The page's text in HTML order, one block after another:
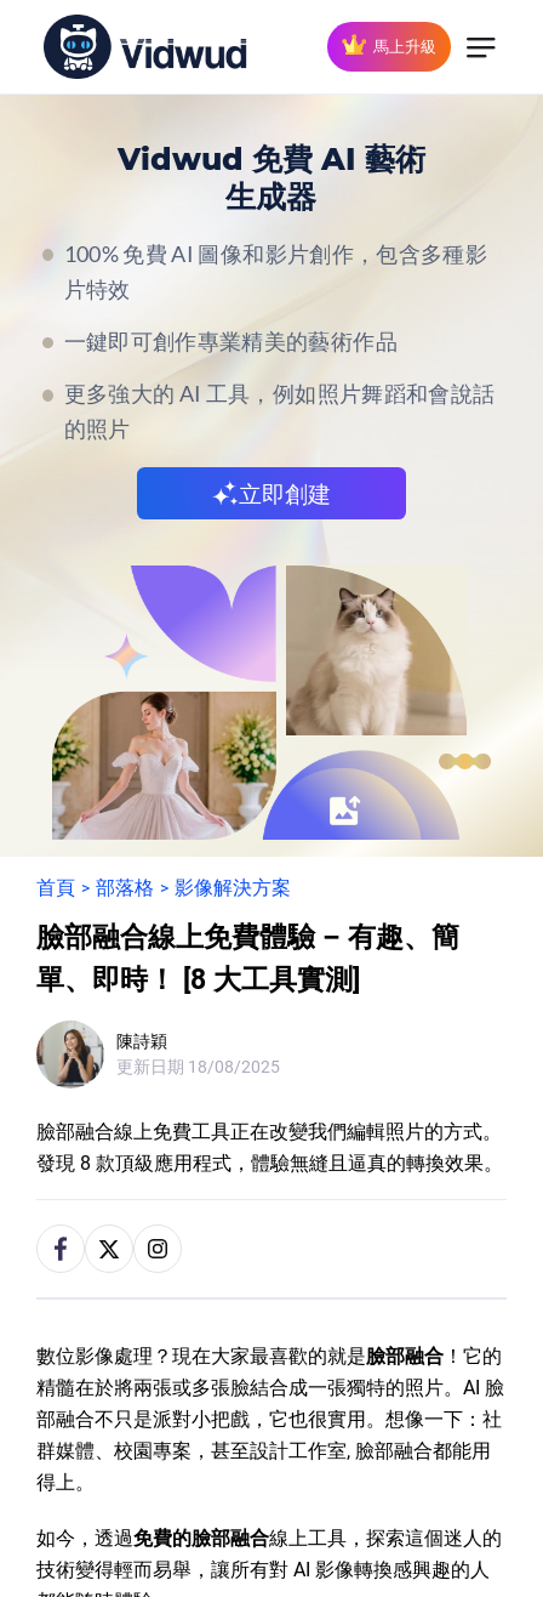
馬上升級
Vidwud 免費 AI 藝術
生成器
100% 免費 AI 圖像和影片創作，包含多種影
片特效
一鍵即可創作專業精美的藝術作品
更多強大的 AI 工具，例如照片舞蹈和會說話
的照片
立即創建
首頁 > 部落格 > 影像解決方案
臉部融合線上免費體驗 – 有趣、簡
單、即時！ [8 大工具實測]
陳詩穎
更新日期 18/08/2025
臉部融合線上免費工具正在改變我們編輯照片的方式。
發現 8 款頂級應用程式，體驗無縫且逼真的轉換效果。
數位影像處理？現在大家最喜歡的就是臉部融合 ！它的
精髓在於將兩張或多張臉結合成一張獨特的照片。AI 臉
部融合不只是派對小把戲，它也很實用。想像一下：社
群媒體、校園專案，甚至設計工作室, 臉部融合都能用
得上。
如今，透過免費的臉部融合線上工具，探索這個迷人的
技術變得輕而易舉，讓所有對 AI 影像轉換感興趣的人